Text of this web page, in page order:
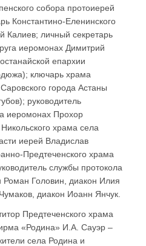
собора протоиерей
Константино-Еленинского
Калиев; личный секретарь
иеромонах Димитрий
епархии
ключарь храма
города Астаны
руководитель
иеромонах Прохор
храма села
иерей Владислав
Предтеченского храма
службы протокола
Роман Головин, диакон Илия
диакон Иоанн Янчук.
Предтеченского храма
«Родина» И.А. Сауэр –
села Родина и